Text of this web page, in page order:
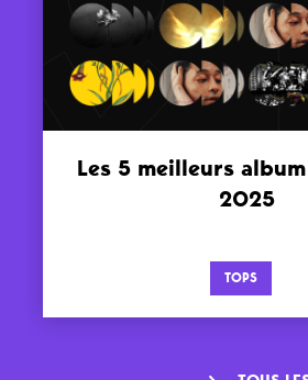
Les 5 meilleurs
2025
TOPS